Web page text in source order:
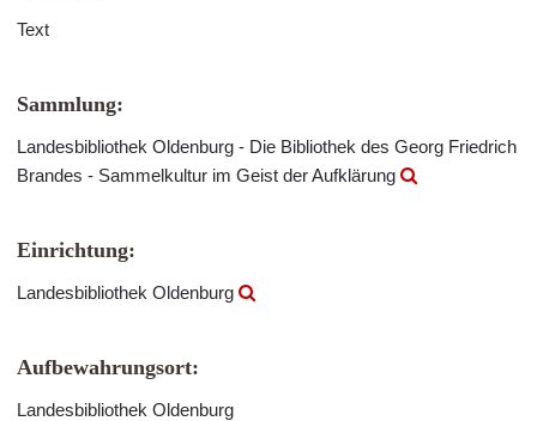
Text
Sammlung:
Landesbibliothek Oldenburg - Die Bibliothek des Georg Friedrich
Brandes - Sammelkultur im Geist der Aufklärung
Einrichtung:
Landesbibliothek Oldenburg
Aufbewahrungsort:
Landesbibliothek Oldenburg